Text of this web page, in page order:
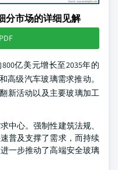
分市场的详细见解
亿美元增长至2035年的
高级汽车玻璃需求推动。
新活动以及主要玻璃加工
中心。强制性建筑法规、
普及支撑了需求，而持续
一步推动了高端安全玻璃